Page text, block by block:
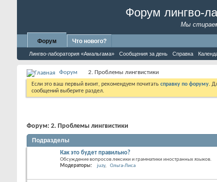
Форум лингво-
Мы
Форум
Лингво-лаборатория «Амальгама» Сообщения за день Справка
Что нового?
Форум 2. Проблемы лингвистики
Если это ваш первый визит, рекомендуем почитать справку по форуму.
сообщений выберите раздел.
Форум: 2. Проблемы лингвистики
Подразделы
Как это будет правильно?
Обсуждение вопросов лексики и грамматики иностранных языков.
Модераторы:
juzy Ольга-Лиса